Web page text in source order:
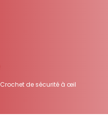
Crochet de sécurité à œil